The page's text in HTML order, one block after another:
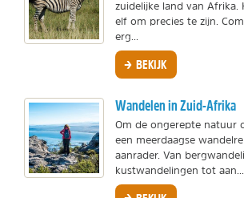
zuidelijke land van Afrika.
elf om precies te zijn.
erg...
BEKIJK
Wandelen in Zuid-Afrika
Om de ongerepte natuur
een meerdaagse
aanrader. Van
kustwandelingen tot aan...